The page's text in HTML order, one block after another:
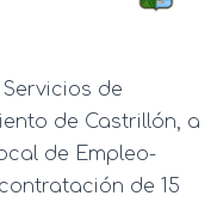
de
de Castrillón, a
de Empleo-
de 15